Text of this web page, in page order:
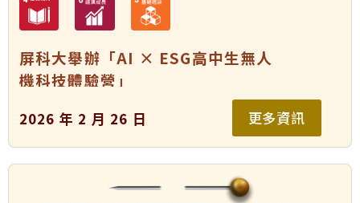
屏科大舉辦「AI × ESG高中生無人
機科技體驗營」
2026 年 2 月 26 日 更多資訊